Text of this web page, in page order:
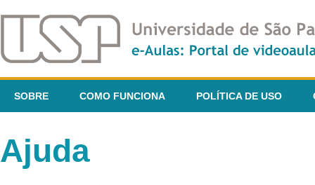
SOBRE COMO FUNCIONA POLÍTICA DE USO
Ajuda